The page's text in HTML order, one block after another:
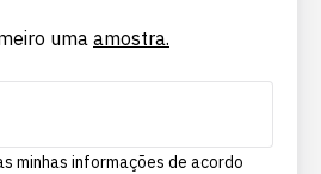
uma amostra.
minhas informações de acordo